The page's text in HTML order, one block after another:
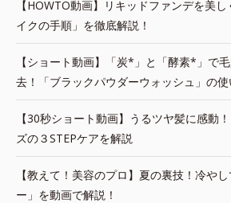
【HOWTO動画】リキッドファンデを美
イクの手順」を徹底解説！
【ショート動画】「炭*」と「酵素*」で
去！「ブラックパウダーウォッシュ」の
【30秒ショート動画】うるツヤ髪に感動
ズの３STEPケアを解説
【教えて！美容のプロ】夏の裏技！冷や
ー」を動画で解説！